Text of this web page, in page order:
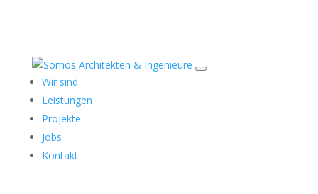
Wir sind
Leistungen
Projekte
Jobs
Kontakt